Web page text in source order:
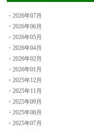
・2026年07月
・2026年06月
・2026年05月
・2026年04月
・2026年02月
・2026年01月
・2025年12月
・2025年11月
・2025年09月
・2025年08月
・2025年07月